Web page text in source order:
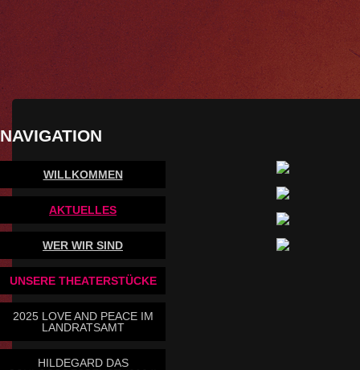
NAVIGATION
WILLKOMMEN
AKTUELLES
WER WIR SIND
UNSERE THEATERSTÜCKE
2025 LOVE AND PEACE IM
LANDRATSAMT
HILDEGARD DAS